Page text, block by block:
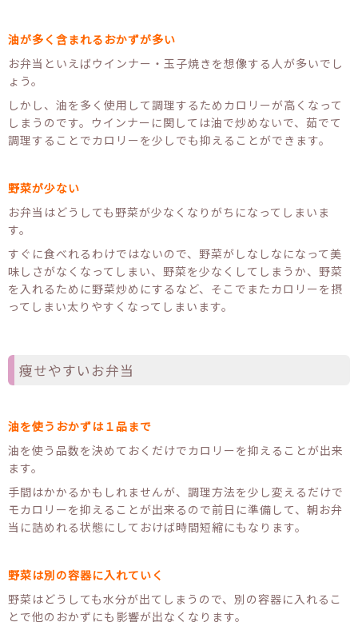
油が多く含まれるおかずが多い
お弁当といえばウインナー・玉子焼きを想像する人が多いでし
ょう。
しかし、油を多く使用して調理するためカロリーが高くなって
しまうのです。ウインナーに関しては油で炒めないで、茹でて
調理することでカロリーを少しでも抑えることができます。
野菜が少ない
お弁当はどうしても野菜が少なくなりがちになってしまいま
す。
すぐに食べれるわけではないので、野菜がしなしなになって美
味しさがなくなってしまい、野菜を少なくしてしまうか、野菜
を入れるために野菜炒めにするなど、そこでまたカロリーを摂
ってしまい太りやすくなってしまいます。
痩せやすいお弁当
油を使うおかずは１品まで
油を使う品数を決めておくだけでカロリーを抑えることが出来
ます。
手間はかかるかもしれませんが、調理方法を少し変えるだけで
モカロリーを抑えることが出来るので前日に準備して、朝お弁
当に詰めれる状態にしておけば時間短縮にもなります。
野菜は別の容器に入れていく
野菜はどうしても水分が出てしまうので、別の容器に入れるこ
とで他のおかずにも影響が出なくなります。